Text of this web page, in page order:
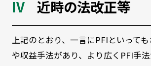
近時の法改正等
上記のとおり、一言にPFIといって
や収益手法があり、より広くPFI手